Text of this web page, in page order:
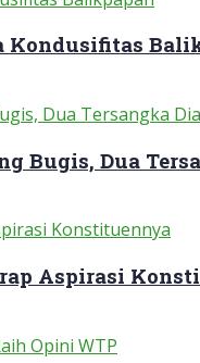
Kondusifitas
Bugis, Dua
Aspirasi